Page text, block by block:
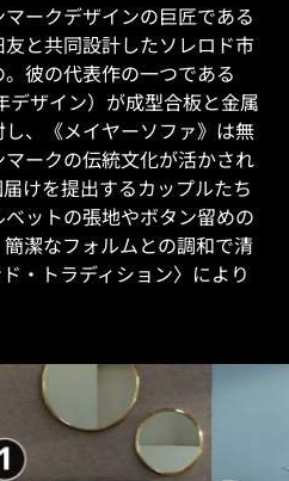
ークデザインの巨匠である
と共同設計したソレロド市
彼の代表作の一つである
デザイン）が成型合板と金属
、《メイヤーソファ》は無
ークの伝統文化が活かされ
けを提出するカップルたち
ットの張地やボタン留めの
潔なフォルムとの調和で清
・トラディション〉により